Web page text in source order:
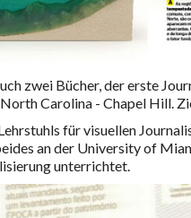
zwei Bücher, der erste
Carolina - Chapel Hill.
für visuellen
an der University of
unterrichtet.